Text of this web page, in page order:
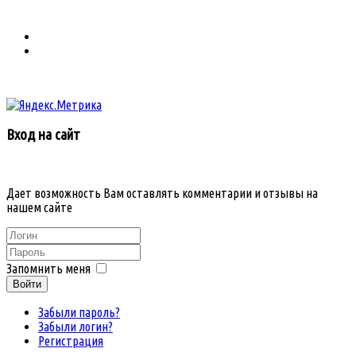
Вход на сайт
Дает возможность Вам оставлять комментарии и отзывы на
нашем сайте
Запомнить меня
Войти
Забыли пароль?
Забыли логин?
Регистрация